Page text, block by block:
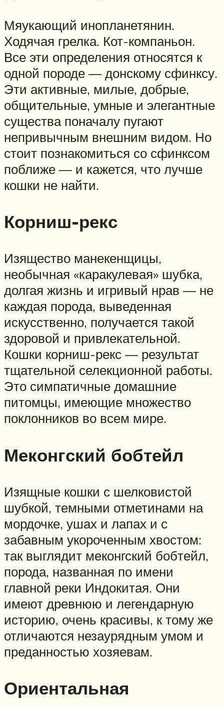
Мяукающий инопланетянин.
Ходячая грелка. Кот-компаньон.
Все эти определения относятся к
одной породе — донскому сфинксу.
Эти активные, милые, добрые,
общительные, умные и элегантные
существа поначалу пугают
непривычным внешним видом. Но
стоит познакомиться со сфинксом
поближе — и кажется, что лучше
кошки не найти.
Корниш-рекс
Изящество манекенщицы,
необычная «каракулевая» шубка,
долгая жизнь и игривый нрав — не
каждая порода, выведенная
искусственно, получается такой
здоровой и привлекательной.
Кошки корниш-рекс — результат
тщательной селекционной работы.
Это симпатичные домашние
питомцы, имеющие множество
поклонников во всем мире.
Меконгский бобтейл
Изящные кошки с шелковистой
шубкой, темными отметинами на
мордочке, ушах и лапах и с
забавным укороченным хвостом:
так выглядит меконгский бобтейл,
порода, названная по имени
главной реки Индокитая. Они
имеют древнюю и легендарную
историю, очень красивы, к тому же
отличаются незаурядным умом и
преданностью хозяевам.
Ориентальная